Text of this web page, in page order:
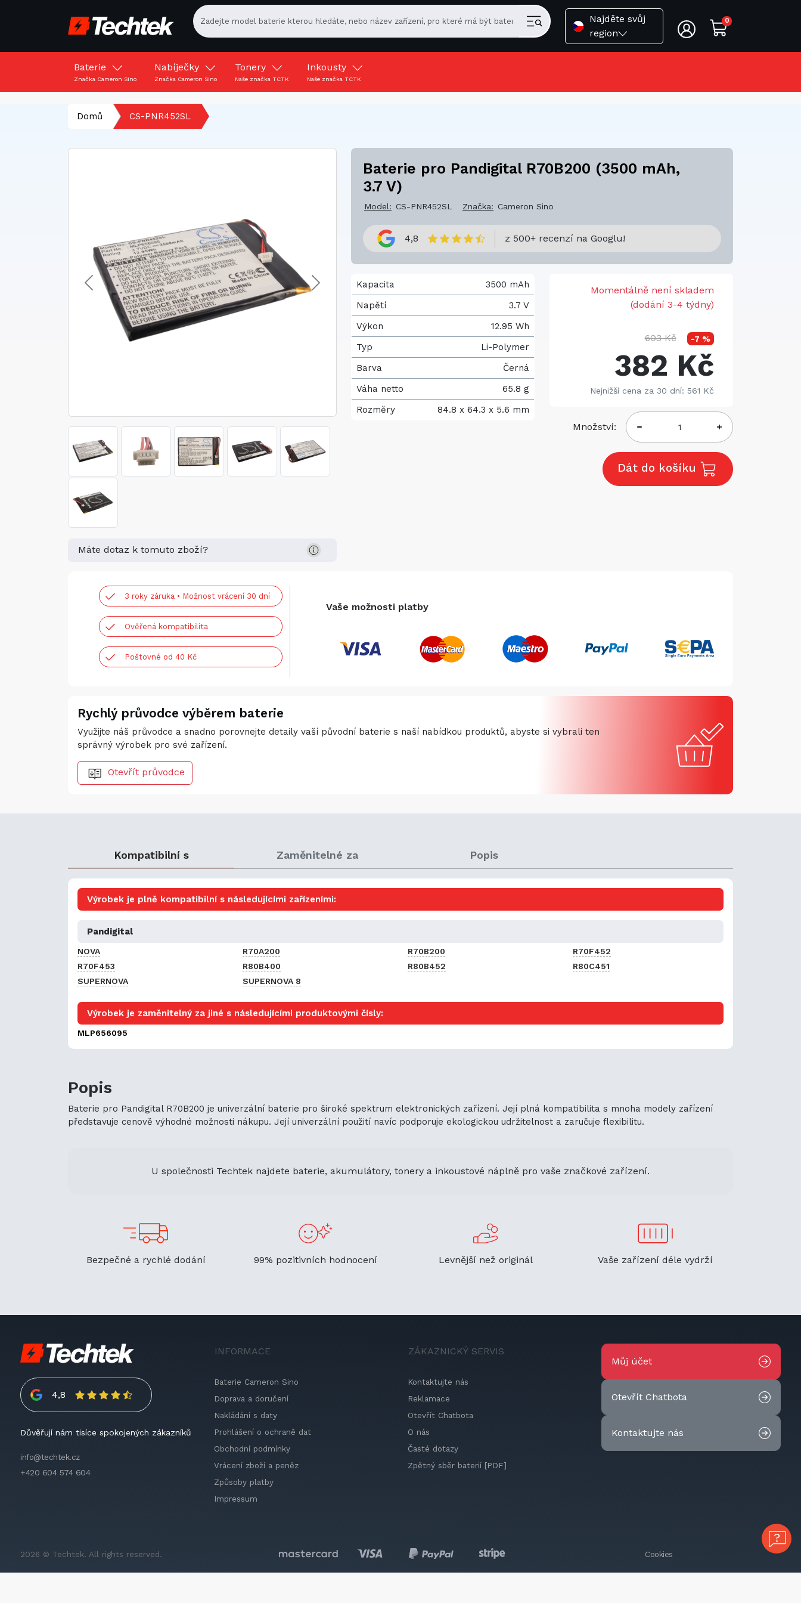
Najděte svůj
region
0
Baterie
Značka Cameron Sino
Nabíječky
Značka Cameron Sino
Tonery
Naše značka TCTK
Inkousty
Naše značka TCTK
Domů CS-PNR452SL
Máte dotaz k tomuto zboží?
Baterie pro Pandigital R70B200 (3500 mAh,
3.7 V)
Model: CS-PNR452SL Značka: Cameron Sino
4,8 z 500+ recenzí na Googlu!
Kapacita
3500 mAh
Napětí
3.7 V
Výkon
12.95 Wh
Typ
Li-Polymer
Barva
Černá
Váha netto
65.8 g
Rozměry
84.8 x 64.3 x 5.6 mm
Momentálně není skladem
(dodání 3-4 týdny)
603 Kč -7 %
382 Kč
Nejnižší cena za 30 dní: 561 Kč
Množství:
Dát do košíku
3 roky záruka • Možnost vrácení 30 dní
Ověřená kompatibilita
Poštovné od 40 Kč
Vaše možnosti platby
Rychlý průvodce výběrem baterie
Využijte náš průvodce a snadno porovnejte detaily vaší původní baterie s naší nabídkou produktů, abyste si vybrali ten
správný výrobek pro své zařízení.
Otevřít průvodce
Kompatibilní s Zaměnitelné za Popis
Výrobek je plně kompatibilní s následujícími zařízeními:
Pandigital
NOVA R70A200 R70B200
R70F452
R70F453
R80B400 R80B452
R80C451
SUPERNOVA
SUPERNOVA 8
Výrobek je zaměnitelný za jiné s následujícími produktovými čísly:
MLP656095
Popis
Baterie pro Pandigital R70B200 je univerzální baterie pro široké spektrum elektronických zařízení. Její plná kompatibilita s mnoha modely zařízení
představuje cenově výhodné možnosti nákupu. Její univerzální použití navíc podporuje ekologickou udržitelnost a zaručuje flexibilitu.
U společnosti Techtek najdete baterie, akumulátory, tonery a inkoustové náplně pro vaše značkové zařízení.
Bezpečné a rychlé dodání 99% pozitivních hodnocení Levnější než originál Vaše zařízení déle vydrží
4,8
Důvěřují nám tisíce spokojených zákazníků
info@techtek.cz
+420 604 574 604
INFORMACE
Baterie Cameron Sino
Doprava a doručení
Nakládání s daty
Prohlášení o ochraně dat
Obchodní podmínky
Vrácení zboží a peněz
Způsoby platby
Impressum
ZÁKAZNICKÝ SERVIS
Kontaktujte nás
Reklamace
Otevřít Chatbota
O nás
Časté dotazy
Zpětný sběr baterií [PDF]
Můj účet
Otevřít Chatbota
Kontaktujte nás
2026 © Techtek. All rights reserved. Cookies